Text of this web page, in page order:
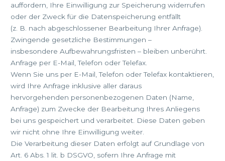
auffordern, Ihre Einwilligung zur Speicherung widerrufen
oder der Zweck für die Datenspeicherung entfällt
(z. B. nach abgeschlossener Bearbeitung Ihrer Anfrage).
Zwingende gesetzliche Bestimmungen –
insbesondere Aufbewahrungsfristen – bleiben unberührt.
Anfrage per E-Mail, Telefon oder Telefax.
Wenn Sie uns per E-Mail, Telefon oder Telefax kontaktieren,
wird Ihre Anfrage inklusive aller daraus
hervorgehenden personenbezogenen Daten (Name,
Anfrage) zum Zwecke der Bearbeitung Ihres Anliegens
bei uns gespeichert und verarbeitet. Diese Daten geben
wir nicht ohne Ihre Einwilligung weiter.
Die Verarbeitung dieser Daten erfolgt auf Grundlage von
Art. 6 Abs. 1 lit. b DSGVO, sofern Ihre Anfrage mit